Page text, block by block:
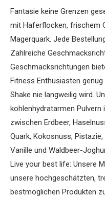
Fantasie keine Grenzen
mit Haferflocken, frischem
Magerquark. Jede
Zahlreiche
Geschmacksrichtungen
Fitness Enthusiasten
Shake nie langweilig wird.
kohlenhydratarmen
zwischen Erdbeer,
Quark, Kokosnuss,
Vanille und Waldbeer-
Live your best life: Unsere
unsere hochgeschätzten,
bestmöglichen Produkten